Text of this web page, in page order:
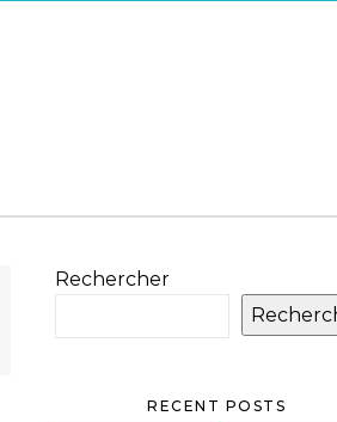
Rechercher
RECENT POSTS